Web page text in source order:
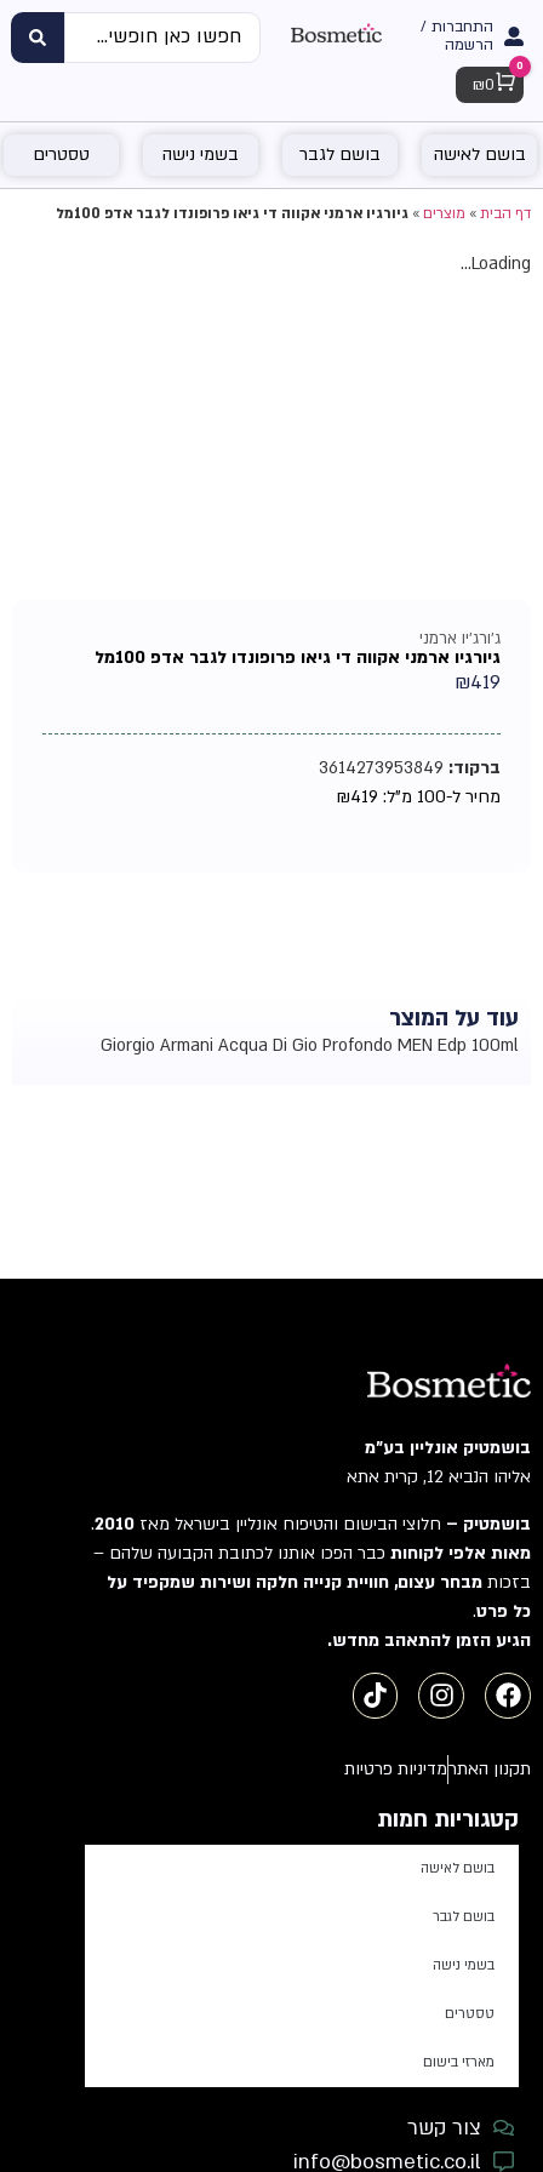
התחברות /
הרשמה
Cart
0
₪ 0
בושם לאישה בושם לגבר בשמי נישה טסטרים
דף הבית»מוצרים»גיורגיו ארמני אקווה די גיאו פרופונדו לגבר אדפ 100מל
Loading...
ג'ורג'יו ארמני
גיורגיו ארמני אקווה די גיאו פרופונדו לגבר אדפ 100מל
₪419
ברקוד:3614273953849
מחיר ל-100 מ"ל:
₪419
עוד על המוצר
Giorgio Armani Acqua Di Gio Profondo MEN Edp 100ml
בושמטיק אונליין בע"מ
אליהו הנביא 12, קרית אתא
בושמטיק –חלוצי הבישום והטיפוח אונליין בישראל מאז2010
.
מאות אלפי לקוחותכבר הפכו אותנו לכתובת הקבועה שלהם –
בזכותמבחר עצום, חוויית קנייה חלקה ושירות שמקפיד על
כל פרט.
הגיע הזמן להתאהב מחדש.
תקנון האתרמדיניות פרטיות
קטגוריות חמות
בושם לאישה
בושם לגבר
בשמי נישה
טסטרים
מארזי בישום
צור קשר
info@bosmetic.co.il